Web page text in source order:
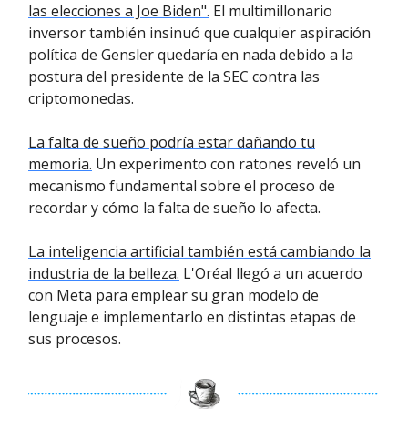
las elecciones a Joe Biden". El multimillonario
inversor también insinuó que cualquier aspiración
política de Gensler quedaría en nada debido a la
postura del presidente de la SEC contra las
criptomonedas.
La falta de sueño podría estar dañando tu
memoria. Un experimento con ratones reveló un
mecanismo fundamental sobre el proceso de
recordar y cómo la falta de sueño lo afecta.
La inteligencia artificial también está cambiando la
industria de la belleza. L'Oréal llegó a un acuerdo
con Meta para emplear su gran modelo de
lenguaje e implementarlo en distintas etapas de
sus procesos.